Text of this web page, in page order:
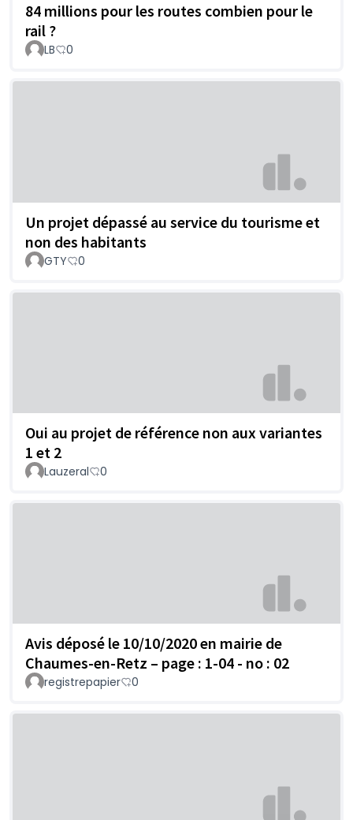
84 millions pour les routes combien pour le
rail ?
LB 0
Un projet dépassé au service du tourisme et
non des habitants
GTY 0
Oui au projet de référence non aux variantes
1 et 2
Lauzeral 0
Avis déposé le 10/10/2020 en mairie de
Chaumes-en-Retz – page : 1-04 - no : 02
registrepapier 0